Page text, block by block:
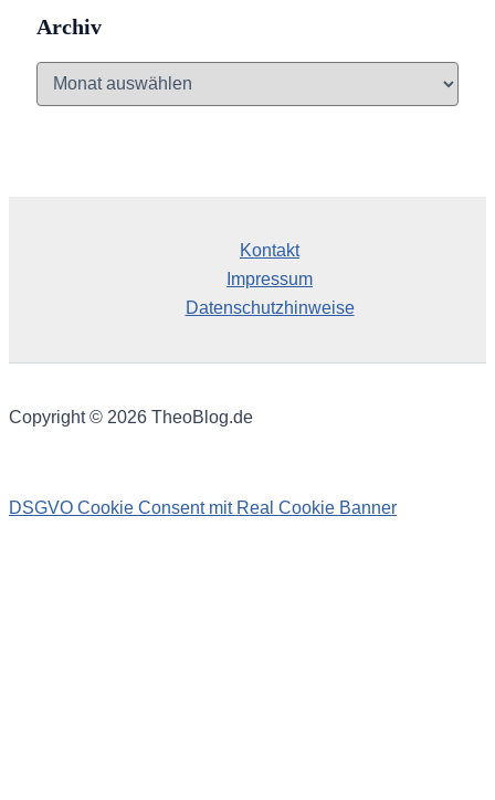
Archiv
Kontakt
Impressum
Datenschutzhinweise
Copyright © 2026 TheoBlog.de
DSGVO Cookie Consent mit Real Cookie Banner